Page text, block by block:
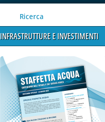
Ricerca
INFRASTRUTTURE E INVESTIMENTI